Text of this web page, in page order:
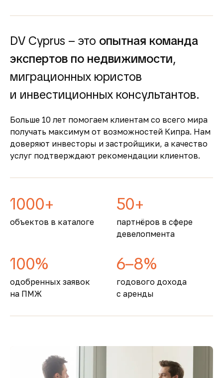
Простота покупки и
Покупка недвижимости на Кипре
сопровождается понятными юридическими
процедурами и минимальной бюрократией,
что делает процесс быстрым и безопасным
Безопасность и качество
Кипр входит в число самых безопасных
стран Европы, предлагая развитую
инфраструктуру, качественную медицину и
образование
DV Cyprus – это опытная команда
экспертов по недвижимости,
миграционных юристов
и инвестиционных консультантов.
Больше 10 лет помогаем клиентам со всего мира
получать максимум от возможностей Кипра. Нам
доверяют инвесторы и застройщики, а качество
услуг подтверждают рекомендации клиентов.
1000+
объектов в каталоге
50+
партнёров в сфере
девелопмента
100%
одобренных заявок
на ПМЖ
6–8%
годового дохода
с аренды